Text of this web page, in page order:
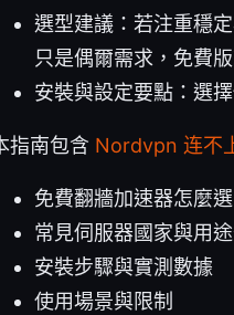
選型建議：若注重穩
只是偶爾需求，免費
安裝與設定要點：選
指南包含 Nordvpn 连不
免費翻牆加速器怎麼
常見伺服器國家與用
安裝步驟與實測數據
使用場景與限制